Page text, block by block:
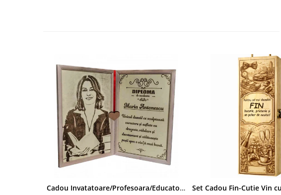
Cadou Invatatoare/Profesoara/Educatoare "Catalogul Amintirilor"